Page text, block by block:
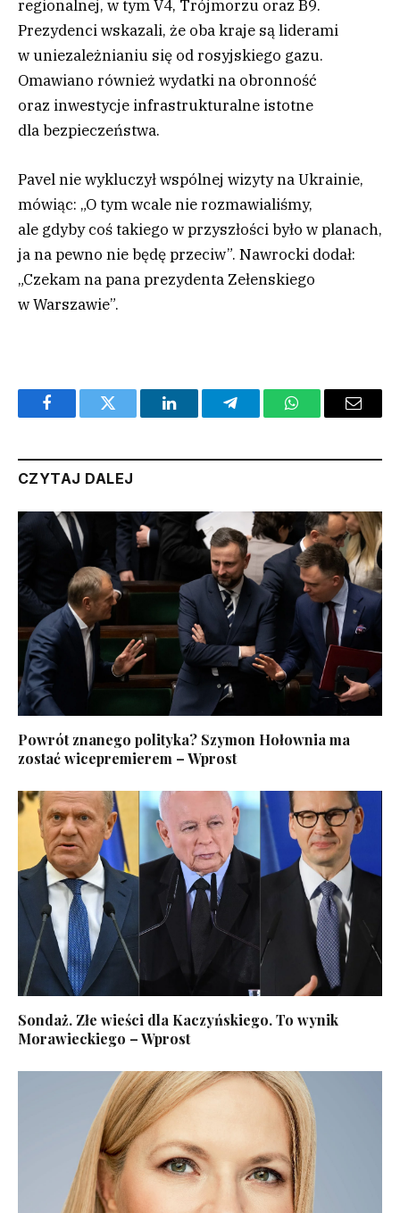
regionalnej, w tym V4, Trójmorzu oraz B9.
Prezydenci wskazali, że oba kraje są liderami
w uniezależnianiu się od rosyjskiego gazu.
Omawiano również wydatki na obronność
oraz inwestycje infrastrukturalne istotne
dla bezpieczeństwa.
Pavel nie wykluczył wspólnej wizyty na Ukrainie,
mówiąc: „O tym wcale nie rozmawialiśmy,
ale gdyby coś takiego w przyszłości było w planach,
ja na pewno nie będę przeciw”. Nawrocki dodał:
„Czekam na pana prezydenta Zełenskiego
w Warszawie”.
FacebookTwitter LinkedInTelegramWhatsAppEmail
CZYTAJ DALEJ
Powrót znanego polityka? Szymon Hołownia ma
zostać wicepremierem – Wprost
Sondaż. Złe wieści dla Kaczyńskiego. To wynik
Morawieckiego – Wprost